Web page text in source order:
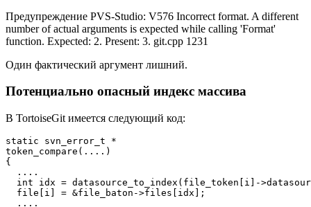
Предупреждение PVS-Studio: V576 Incorrect format. A different
number of actual arguments is expected while calling 'Format'
function. Expected: 2. Present: 3. git.cpp 1231
Один фактический аргумент лишний.
Потенциально опасный индекс массива
В TortoiseGit имеется следующий код:
static svn_error_t *
token_compare(....)
{
  ....
int idx = datasource_to_index(file_token[i]-
  file[i] = &file_baton->files[idx];
  ....